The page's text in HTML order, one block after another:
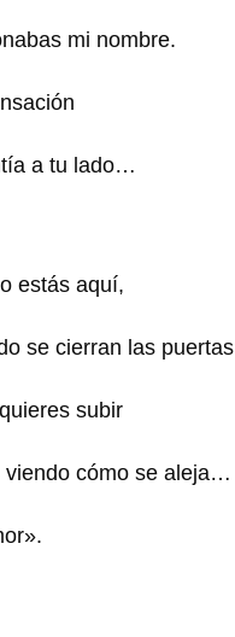
mi nombre.
a tu lado…
estás aquí,
se cierran las puertas
subir
viendo cómo se aleja…